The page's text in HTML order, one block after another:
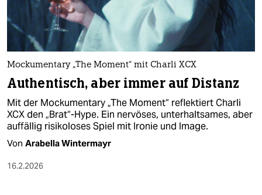
Mockumentary „The Moment“ mit Charli XCX
Authentisch, aber immer auf Distanz
Mit der Mockumentary „The Moment“ reflektiert Charli
XCX den „Brat“-Hype. Ein nervöses, unterhaltsames, aber
auffällig risikoloses Spiel mit Ironie und Image.
Von Arabella Wintermayr
16.2.2026